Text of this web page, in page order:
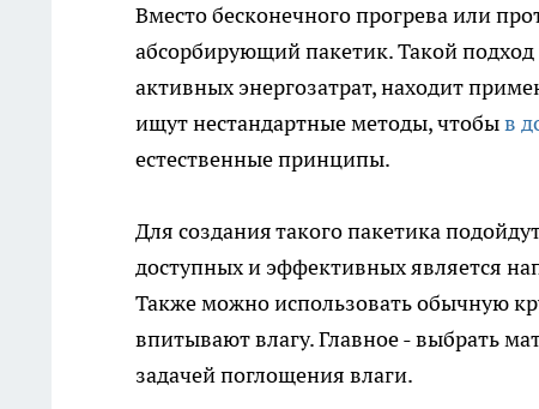
Вместо бесконечного прогрева или
абсорбирующий пакетик. Такой
активных энергозатрат, находит
ищут нестандартные методы, чтобыв
естественные принципы.
Для создания такого пакетика
доступных и эффективных является
Также можно использовать обычную
впитывают влагу. Главное - выбрать
задачей поглощения влаги.